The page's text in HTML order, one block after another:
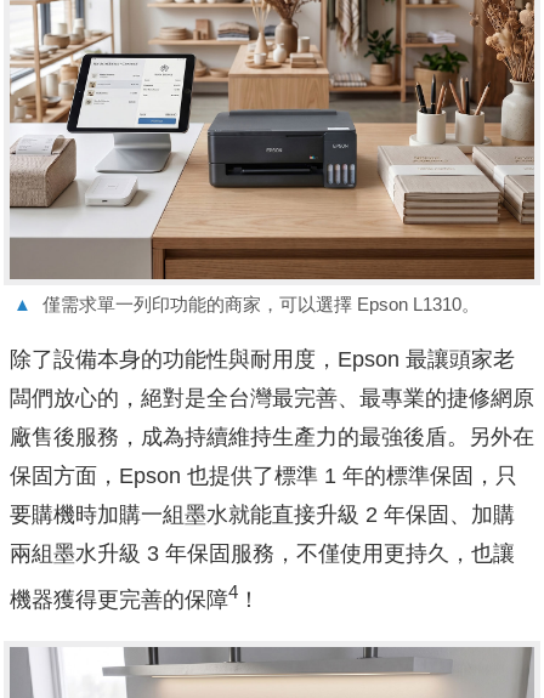
▲ 僅需求單一列印功能的商家，可以選擇 Epson L1310。
除了設備本身的功能性與耐用度，Epson 最讓頭家老
闆們放心的，絕對是全台灣最完善、最專業的捷修網原
廠售後服務，成為持續維持生產力的最強後盾。另外在
保固方面，Epson 也提供了標準 1 年的標準保固，只
要購機時加購一組墨水就能直接升級 2 年保固、加購
兩組墨水升級 3 年保固服務，不僅使用更持久，也讓
機器獲得更完善的保障4 ！